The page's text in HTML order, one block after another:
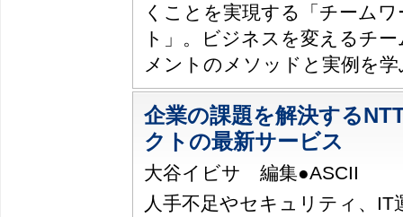
くことを実現する「チーム
ト」。ビジネスを変えるチ
メントのメソッドと実例を学
企業の課題を解決する
クトの最新サービス
大谷イビサ 編集●ASCII
人手不足やセキュリティ、